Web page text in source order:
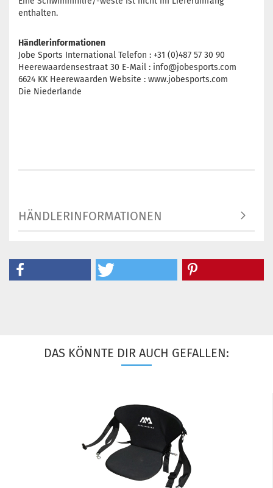
enthalten.
Händlerinformationen
Jobe Sports International Telefon : +31 (0)487 57 30 90
Heerewaardensestraat 30 E-Mail : info@jobesports.com
6624 KK Heerewaarden Website : www.jobesports.com
Die Niederlande
HÄNDLERINFORMATIONEN
DAS KÖNNTE DIR AUCH GEFALLEN: